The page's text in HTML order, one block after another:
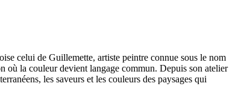
celui de Guillemette, artiste peintre connue sous le nom
où la couleur devient langage commun. Depuis son atelier
les saveurs et les couleurs des paysages qui